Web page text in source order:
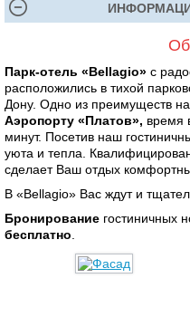
Парк-отель «Bellagio» c
расположились в тихой
Дону. Одно из преимуществ
Аэропорту «Платов», время
минут. Посетив наш
уюта и тепла.
сделает Ваш отдых
В «Bellagio» Вас ждут и
Бронирование гостиничных
бесплатно.